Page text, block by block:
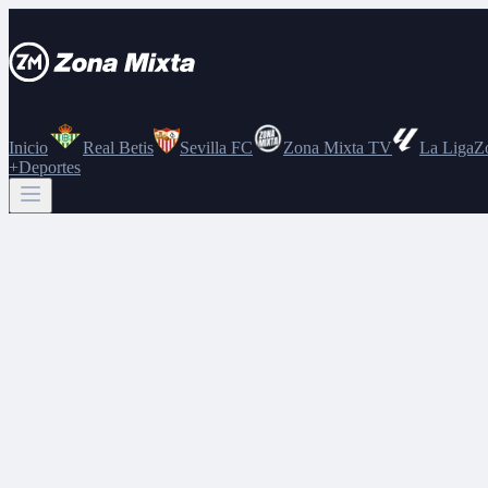
Inicio Real Betis Sevilla FC Zona Mixta TV La Liga
+Deportes